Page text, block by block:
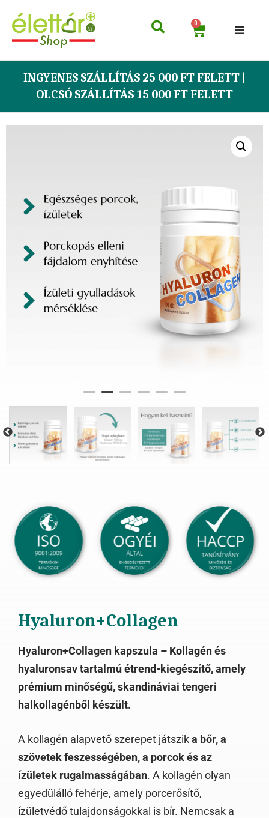
0
INGYENES SZÁLLÍTÁS 25 000 FT FELETT |
OLCSÓ SZÁLLÍTÁS 15 000 FT FELETT
Hyaluron+Collagen
Hyaluron+Collagen kapszula – Kollagén és
hyaluronsav tartalmú étrend-kiegészítő, amely
prémium minőségű, skandináviai tengeri
halkollagénből készült.
A kollagén alapvető szerepet játszika bőr, a
szövetek feszességében, a porcok és az
ízületek rugalmasságában. A kollagén olyan
egyedülálló fehérje, amely porcerősítő,
ízületvédő tulajdonságokkal is bír. Nemcsak a